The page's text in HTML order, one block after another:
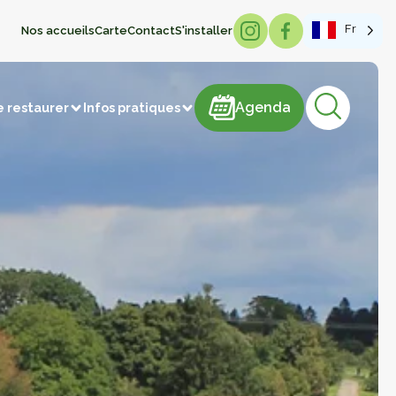
Nos accueilsCarteContactS'installer Fr
de mémoire
restaurer Infos pratiques Agenda
Agenda